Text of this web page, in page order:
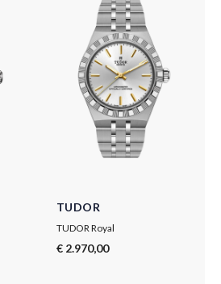
TUDOR
TUDOR Royal
€ 2.970,00